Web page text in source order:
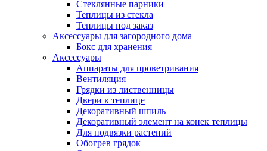
Стеклянные парники
Теплицы из стекла
Теплицы под заказ
Аксессуары для загородного дома
Бокс для хранения
Аксессуары
Аппараты для проветривания
Вентиляция
Грядки из лиственницы
Двери к теплице
Декоративный шпиль
Декоративный элемент на конек теплицы
Для подвязки растений
Обогрев грядок